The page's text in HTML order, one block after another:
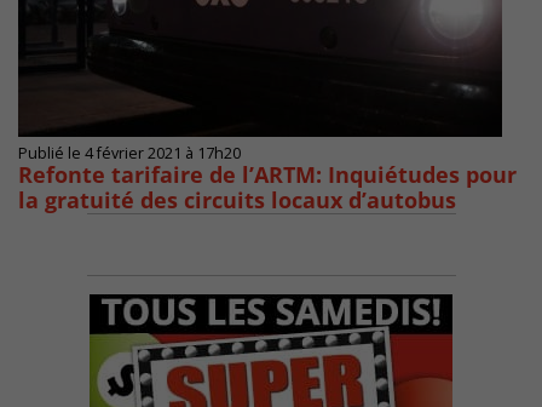
Publié le 4 février 2021 à 17h20
Refonte tarifaire de l’ARTM: Inquiétudes pour
la gratuité des circuits locaux d’autobus